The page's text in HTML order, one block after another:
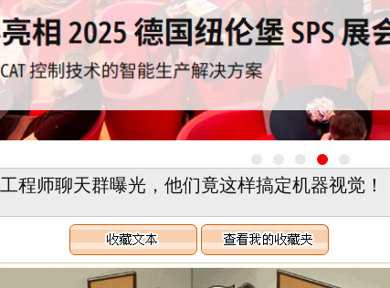
工程师聊天群曝光，他们竟这样搞定机器视觉！